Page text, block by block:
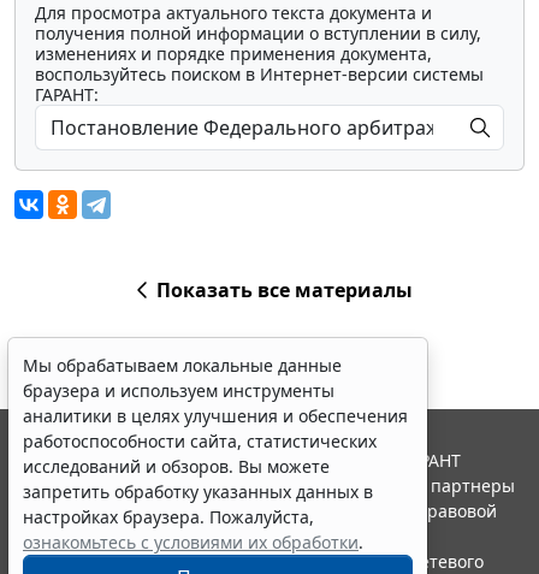
Для просмотра актуального текста документа и
получения полной информации о вступлении в силу,
изменениях и порядке применения документа,
воспользуйтесь поиском в Интернет-версии системы
ГАРАНТ:
Показать все материалы
Мы обрабатываем локальные данные
браузера и используем инструменты
аналитики в целях улучшения и обеспечения
работоспособности сайта, статистических
исследований и обзоров. Вы можете
запретить обработку указанных данных в
настройках браузера. Пожалуйста,
ознакомьтесь с условиями их обработки.
© ООО "НПП "ГАРАНТ-СЕРВИС", 2026. Система ГАРАНТ
выпускается с 1990 года. Компания "Гарант" и ее партнеры
являются участниками Российской ассоциации правовой
информации ГАРАНТ.
Портал ГАРАНТ.РУ зарегистрирован в качестве сетевого